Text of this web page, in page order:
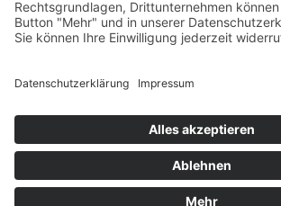
Fernabsatz
Widerrufsrecht MS
Kontakt
Garantiefall
Batterieverordnung